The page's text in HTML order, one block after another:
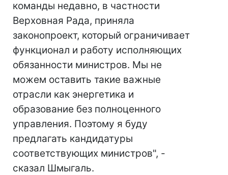
команды недавно, в частности
Верховная Рада, приняла
законопроект, который ограничивает
функционал и работу исполняющих
обязанности министров. Мы не
можем оставить такие важные
отрасли как энергетика и
образование без полноценного
управления. Поэтому я буду
предлагать кандидатуры
соответствующих министров", -
сказал Шмыгаль.